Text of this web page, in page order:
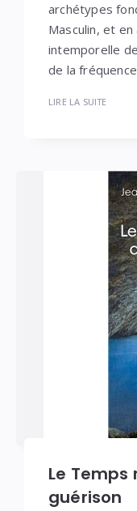
archétypes
Masculin, et
intemporelle
de la
LIRE LA SUITE
Le
guérison